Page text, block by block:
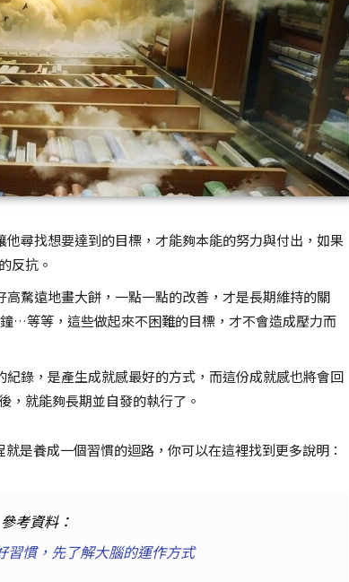
尋找想要達到的目標，才能夠本能的努力與付出，如果
反抗。
騖遠地畫大餅，一點一點的改善，才是長期維持的關
…等等，這些做起來不困難的目標，才不會造成壓力而
錄，是產生成就感最好的方式，而這份成就感也將會回
，就能夠長期並自發的執行了。
是養成一個習慣的迴路，你可以在這裡找到更多說明：
參考資料：
習慣，先了解大腦的運作方式